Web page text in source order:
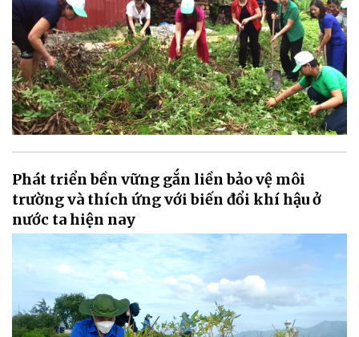
Phát triển bền vững gắn liền bảo vệ môi
trường và thích ứng với biến đổi khí hậu ở
nước ta hiện nay